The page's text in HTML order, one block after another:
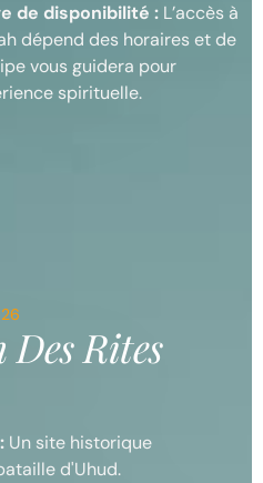
de disponibilité : L’accès à
dépend des horaires et de
vous guidera pour
spirituelle.
Rites
Un site historique
d'Uhud.